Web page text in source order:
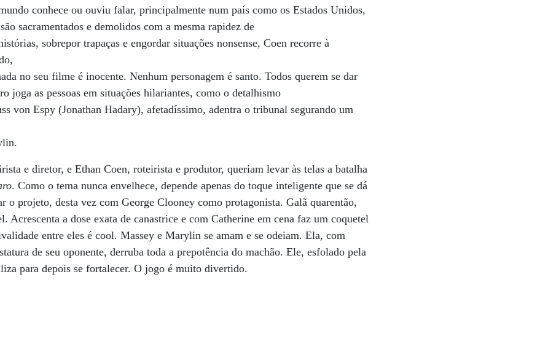
conhece ou ouviu falar, principalmente num país como os Estados Unidos,
sacramentados e demolidos com a mesma rapidez de
sobrepor trapaças e engordar situações nonsense, Coen recorre à
no seu filme é inocente. Nenhum personagem é santo. Todos querem se dar
joga as pessoas em situações hilariantes, como o detalhismo
von Espy (Jonathan Hadary), afetadíssimo, adentra o tribunal segurando um
e diretor, e Ethan Coen, roteirista e produtor, queriam levar às telas a batalha
. Como o tema nunca envelhece, depende apenas do toque inteligente que se dá
o projeto, desta vez com George Clooney como protagonista. Galã quarentão,
Acrescenta a dose exata de canastrice e com Catherine em cena faz um coquetel
entre eles é cool. Massey e Marylin se amam e se odeiam. Ela, com
de seu oponente, derruba toda a prepotência do machão. Ele, esfolado pela
para depois se fortalecer. O jogo é muito divertido.